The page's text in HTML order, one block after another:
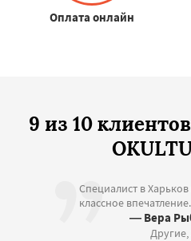
Оплата онлайн
9 из 10
Специалист в
классное впечатление.
— Вера
Другие,